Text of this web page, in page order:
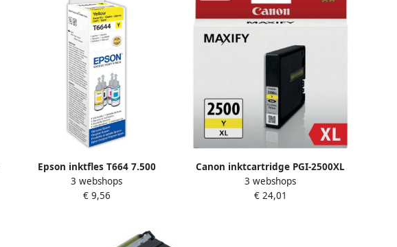
Epson inktfles T664 7.500
pagina&apos;s OEM C13T664440
geel
3 webshops
€ 9,56
Canon inktcartridge PGI-2500XL
1.760 pagina&apos;s OEM
9267B001 geel
3 webshops
€ 24,01